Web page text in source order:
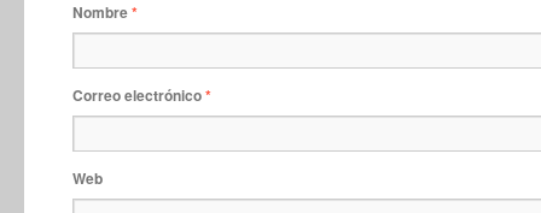
Nombre*
Correo electrónico*
Web